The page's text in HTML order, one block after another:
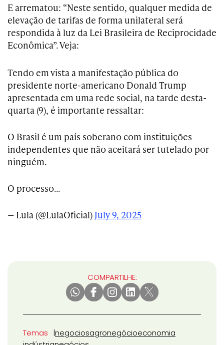
E arrematou: “Neste sentido, qualquer medida de
elevação de tarifas de forma unilateral será
respondida à luz da Lei Brasileira de Reciprocidade
Econômica”. Veja:
Tendo em vista a manifestação pública do
presidente norte-americano Donald Trump
apresentada em uma rede social, na tarde desta-
quarta (9), é importante ressaltar:
O Brasil é um país soberano com instituições
independentes que não aceitará ser tutelado por
ninguém.
O processo…
— Lula (@LulaOficial) July 9, 2025
COMPARTILHE:
Temas negociosagronegócioeconomia